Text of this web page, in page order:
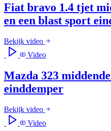
Fiat bravo 1.4 tjet
en een blast sport
Bekijk video
Video
Mazda 323
einddemper
Bekijk video
Video